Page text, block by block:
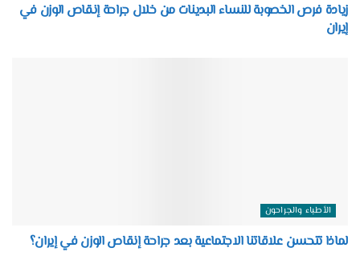
زيادة فرص الخصوبة للنساء البدينات من خلال جراحة إنقاص الوزن في
إيران
الأطباء والجراحون
لماذا تتحسن علاقاتنا الاجتماعية بعد جراحة إنقاص الوزن في إيران؟